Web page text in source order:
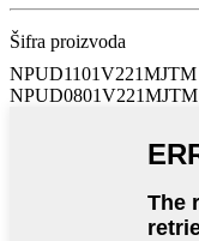
Šifra proizvoda
NPUD1101V221MJTM
NPUD0801V221MJTM